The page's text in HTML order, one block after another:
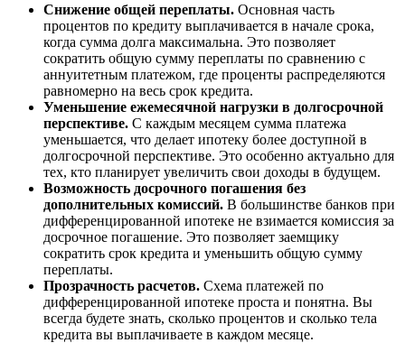
Снижение общей переплаты. Основная часть
процентов по кредиту выплачивается в начале срока,
когда сумма долга максимальна. Это позволяет
сократить общую сумму переплаты по сравнению с
аннуитетным платежом, где проценты распределяются
равномерно на весь срок кредита.
Уменьшение ежемесячной нагрузки в долгосрочной
перспективе. С каждым месяцем сумма платежа
уменьшается, что делает ипотеку более доступной в
долгосрочной перспективе. Это особенно актуально для
тех, кто планирует увеличить свои доходы в будущем.
Возможность досрочного погашения без
дополнительных комиссий. В большинстве банков при
дифференцированной ипотеке не взимается комиссия за
досрочное погашение. Это позволяет заемщику
сократить срок кредита и уменьшить общую сумму
переплаты.
Прозрачность расчетов. Схема платежей по
дифференцированной ипотеке проста и понятна. Вы
всегда будете знать, сколько процентов и сколько тела
кредита вы выплачиваете в каждом месяце.